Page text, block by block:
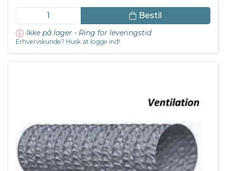
Bestil
Ikke på lager - Ring for leveringstid
Erhvervskunde? Husk at logge ind!